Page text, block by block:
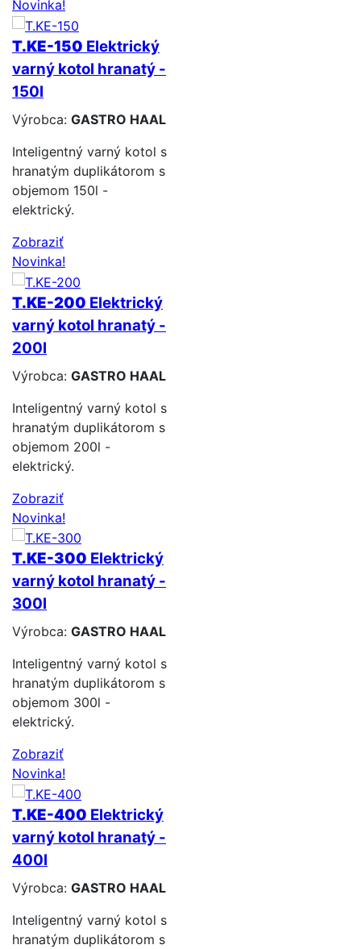
Novinka!
T.KE-150 Elektrický
varný kotol hranatý -
150l
Výrobca: GASTRO HAAL
Inteligentný varný kotol s
hranatým duplikátorom s
objemom 150l -
elektrický.
Zobraziť
Novinka!
T.KE-200 Elektrický
varný kotol hranatý -
200l
Výrobca: GASTRO HAAL
Inteligentný varný kotol s
hranatým duplikátorom s
objemom 200l -
elektrický.
Zobraziť
Novinka!
T.KE-300 Elektrický
varný kotol hranatý -
300l
Výrobca: GASTRO HAAL
Inteligentný varný kotol s
hranatým duplikátorom s
objemom 300l -
elektrický.
Zobraziť
Novinka!
T.KE-400 Elektrický
varný kotol hranatý -
400l
Výrobca: GASTRO HAAL
Inteligentný varný kotol s
hranatým duplikátorom s